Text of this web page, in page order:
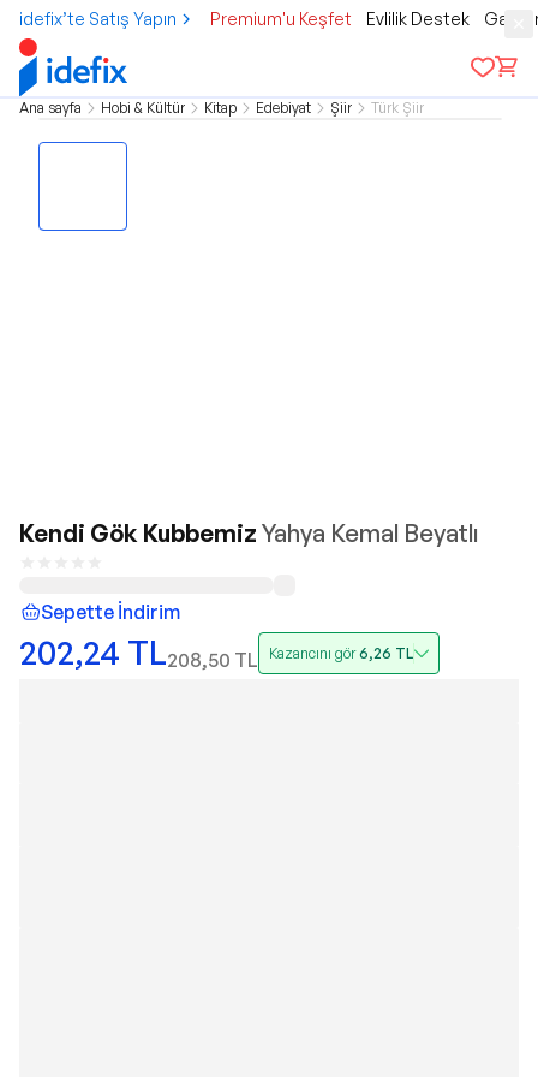
idefix’te Satış Yapın Premium'u Keşfet Evlilik Destek
Ana sayfa Hobi & Kültür Kitap Edebiyat Şiir Türk Şiir
Kendi Gök Kubbemiz Yahya Kemal Beyatlı
Sepette İndirim
202,24 TL208,50 TL Kazancını gör6,26 TL